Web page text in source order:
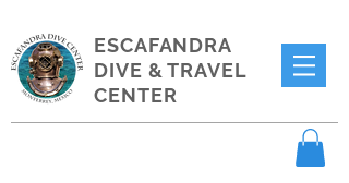
ESCAFANDRA
DIVE & TRAVEL
CENTER